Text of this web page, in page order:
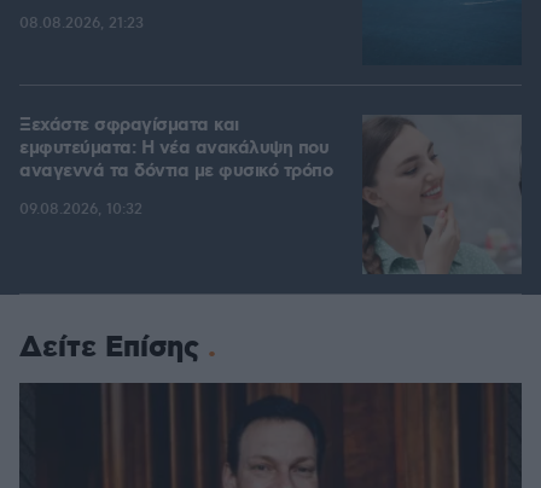
08.08.2026, 21:23
Ξεχάστε σφραγίσματα και
εμφυτεύματα: Η νέα ανακάλυψη που
αναγεννά τα δόντια με φυσικό τρόπο
09.08.2026, 10:32
Δείτε Επίσης